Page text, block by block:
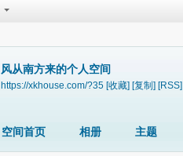
风从南方来的个人空间
https://xkhouse.com/?35 [收藏] [复制] [RSS]
空间首页 相册 主题